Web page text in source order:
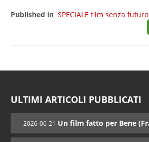
Published in SPECIALE film senza futuro
ULTIMI ARTICOLI PUBBLICATI
2026-06-21 Un film fatto per Bene